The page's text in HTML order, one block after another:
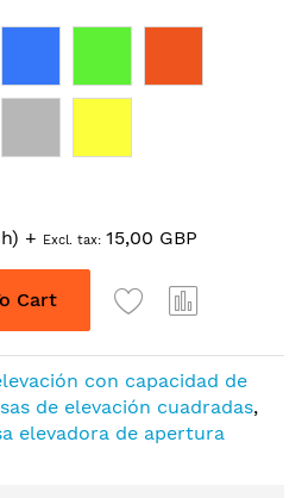
+ 15,00 GBP
Cart
con capacidad de
de elevación cuadradas,
elevadora de apertura